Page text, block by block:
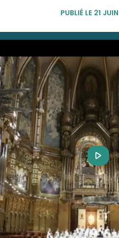
PUBLIÉ LE 21